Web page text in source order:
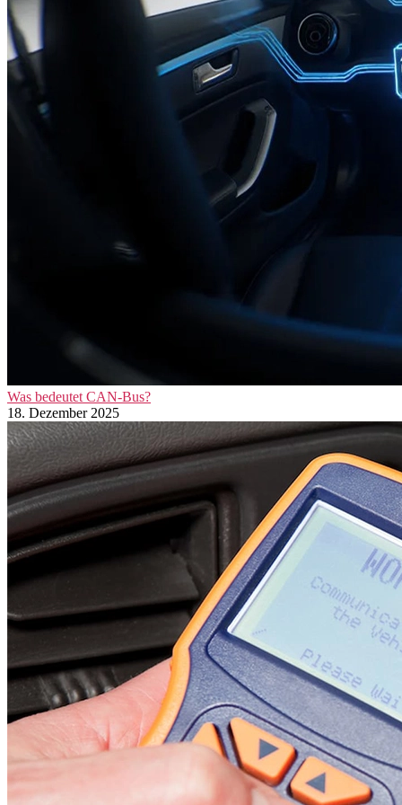
Was bedeutet CAN-Bus?
18. Dezember 2025